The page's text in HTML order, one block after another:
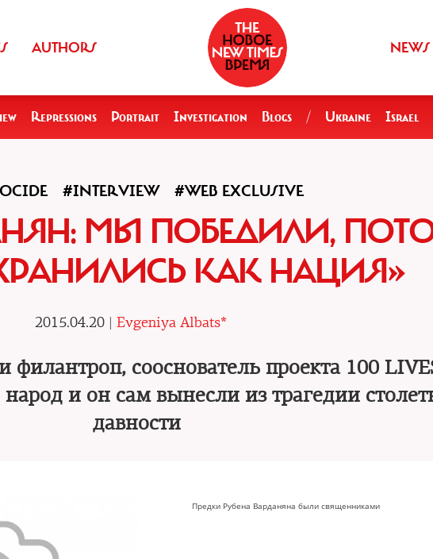
AUTHORS NEWS
Repressions Portrait Investigation Blogs / Ukraine Israel
#INTERVIEW #WEB EXCLUSIVE
МЫ ПОБЕДИЛИ,
КАК НАЦИЯ»
2015.04.20 | Evgeniya Albats*
филантроп, сооснователь проекта 100
народ и он сам вынесли из трагедии
давности
Предки Рубена Варданяна были священниками